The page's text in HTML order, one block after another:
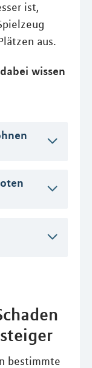
ist,
aus.
wissen
bestimmte